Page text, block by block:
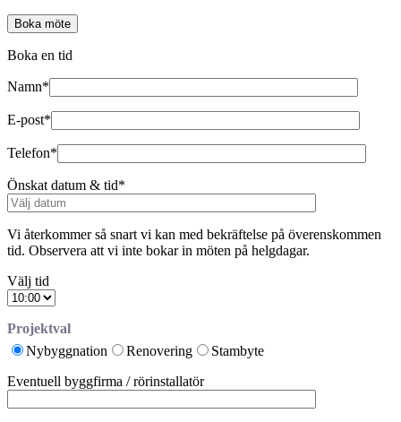
Boka möte
Boka en tid
Namn*
E-post*
Telefon*
Önskat datum & tid*
Vi återkommer så snart vi kan med bekräftelse på överenskommen
tid. Observera att vi inte bokar in möten på helgdagar.
Välj tid
Projektval
Nybyggnation
Renovering
Stambyte
Eventuell byggfirma / rörinstallatör